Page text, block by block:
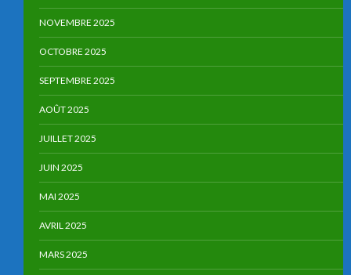
NOVEMBRE 2025
OCTOBRE 2025
SEPTEMBRE 2025
AOÛT 2025
JUILLET 2025
JUIN 2025
MAI 2025
AVRIL 2025
MARS 2025